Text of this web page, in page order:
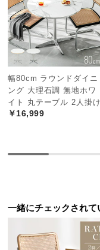
て
搬
入
経
路
に
つ
い
ャ
ン
ル
幅80cm ラウンドダイニ
ング 大理石調 無地ホワ
イト 丸テーブル 2人掛け
￥16,999
一緒にチェックされて